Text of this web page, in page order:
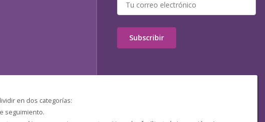
en dos categorías:
seguimiento.
Subscribir